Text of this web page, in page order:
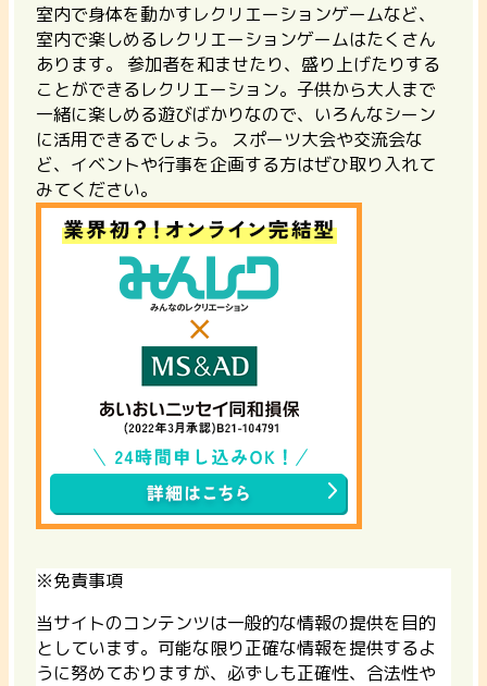
室内で身体を動かすレクリエーションゲームなど、
室内で楽しめるレクリエーションゲームはたくさん
あります。 参加者を和ませたり、盛り上げたりする
ことができるレクリエーション。子供から大人まで
一緒に楽しめる遊びばかりなので、いろんなシーン
に活用できるでしょう。 スポーツ大会や交流会な
ど、イベントや行事を企画する方はぜひ取り入れて
みてください。
※免責事項
当サイトのコンテンツは一般的な情報の提供を目的
としています。可能な限り正確な情報を提供するよ
うに努めておりますが、必ずしも正確性、合法性や